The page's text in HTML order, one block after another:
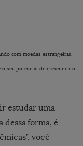
com moedas estrangeiras.
seu potencial de crescimento
estudar uma
dessa forma, é
você